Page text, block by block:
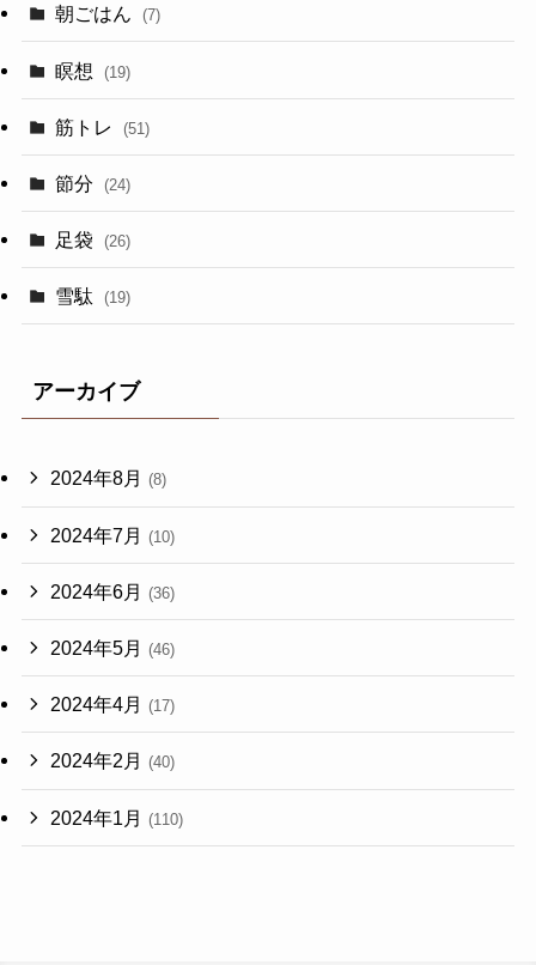
朝ごはん (7)
瞑想 (19)
筋トレ (51)
節分 (24)
足袋 (26)
雪駄 (19)
アーカイブ
2024年8月 (8)
2024年7月 (10)
2024年6月 (36)
2024年5月 (46)
2024年4月 (17)
2024年2月 (40)
2024年1月 (110)